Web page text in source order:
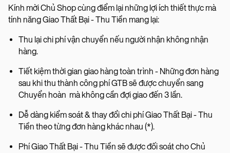
Kính mời Chủ Shop cùng điểm lại những lợi ích thiết thực mà
tính năng Giao Thất Bại - Thu Tiền mang lại:
Thu lại chi phí vận chuyển nếu người nhận không nhận
hàng.
Tiết kiệm thời gian giao hàng toàn trình - Những đơn hàng
sau khi thu thành công phí GTB sẽ được chuyển sang
Chuyển hoàn mà không cần đợi giao đến 3 lần.
Dễ dàng kiểm soát & thay đổi chi phí Giao Thất Bại - Thu
Tiền theo từng đơn hàng khác nhau (*).
Phí Giao Thất Bại - Thu Tiền sẽ được đối soát cho Chủ